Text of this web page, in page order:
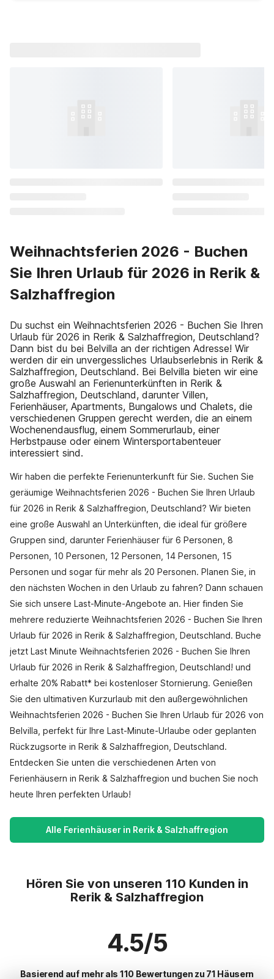
Weihnachtsferien 2026 - Buchen
Sie Ihren Urlaub für 2026 in Rerik &
Salzhaffregion
Du suchst ein Weihnachtsferien 2026 - Buchen Sie Ihren
Urlaub für 2026 in Rerik & Salzhaffregion, Deutschland?
Dann bist du bei Belvilla an der richtigen Adresse! Wir
werden dir ein unvergessliches Urlaubserlebnis in Rerik &
Salzhaffregion, Deutschland. Bei Belvilla bieten wir eine
große Auswahl an Ferienunterkünften in Rerik &
Salzhaffregion, Deutschland, darunter Villen,
Ferienhäuser, Apartments, Bungalows und Chalets, die
verschiedenen Gruppen gerecht werden, die an einem
Wochenendausflug, einem Sommerurlaub, einer
Herbstpause oder einem Wintersportabenteuer
interessiert sind.
Wir haben die perfekte Ferienunterkunft für Sie. Suchen Sie
geräumige Weihnachtsferien 2026 - Buchen Sie Ihren Urlaub
für 2026 in Rerik & Salzhaffregion, Deutschland? Wir bieten
eine große Auswahl an Unterkünften, die ideal für größere
Gruppen sind, darunter Ferienhäuser für 6 Personen, 8
Personen, 10 Personen, 12 Personen, 14 Personen, 15
Personen und sogar für mehr als 20 Personen. Planen Sie, in
den nächsten Wochen in den Urlaub zu fahren? Dann schauen
Sie sich unsere Last-Minute-Angebote an. Hier finden Sie
mehrere reduzierte Weihnachtsferien 2026 - Buchen Sie Ihren
Urlaub für 2026 in Rerik & Salzhaffregion, Deutschland. Buche
jetzt Last Minute Weihnachtsferien 2026 - Buchen Sie Ihren
Urlaub für 2026 in Rerik & Salzhaffregion, Deutschland! und
erhalte 20% Rabatt* bei kostenloser Stornierung. Genießen
Sie den ultimativen Kurzurlaub mit den außergewöhnlichen
Weihnachtsferien 2026 - Buchen Sie Ihren Urlaub für 2026 von
Belvilla, perfekt für Ihre Last-Minute-Urlaube oder geplanten
Rückzugsorte in Rerik & Salzhaffregion, Deutschland.
Entdecken Sie unten die verschiedenen Arten von
Ferienhäusern in Rerik & Salzhaffregion und buchen Sie noch
heute Ihren perfekten Urlaub!
Alle Ferienhäuser in Rerik & Salzhaffregion
Hören Sie von unseren 110 Kunden in
Rerik & Salzhaffregion
4.5/5
Basierend auf mehr als 110 Bewertungen zu 71 Häusern